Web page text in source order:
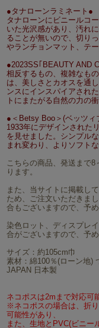
●タナローンラミネート●
タナローンにビニールコ
いた光沢感があり、汚れ
ることが無いので、切り
やランチョンマット、テ
●2023SS｢BEAUTY AND
相反するもの、複雑なも
は、美しさとカオスを通
ンスにインスパイアされ
トにまたがる自然の力の
●＜Betsy Boo＞(ベッツィ
1933年にデザインされた
を見せました。シンプル
まれ変わり、よりソフト
こちらの商品、発送まで8
ります。
また、当サイトに掲載し
ため、ご注文いただきま
合もございますので、予
染色ロット、ディスプレ
合がございますので、予
サイズ：約105cm巾
素材：綿100％(ローン地)
JAPAN 日本製
ネコポスは2mまで対応可
※ネコポスの場合は、折
可能性があり、
また、生地とPVC(ビニー